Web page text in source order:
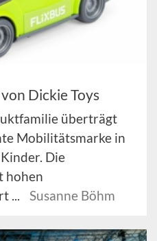
Dickie Toys
überträgt
Mobilitätsmarke in
Die
hohen
...
Susanne Böhm